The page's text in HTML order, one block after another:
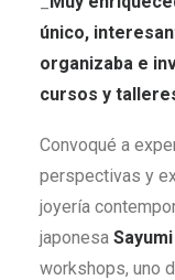
único,
organizaba e
cursos y
Convoqué a
perspectivas y
joyería
japonesa
workshops, uno